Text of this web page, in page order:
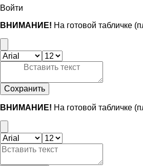
Войти
ВНИМАНИЕ! На готовой табличке
Сохранить
ВНИМАНИЕ! На готовой табличке